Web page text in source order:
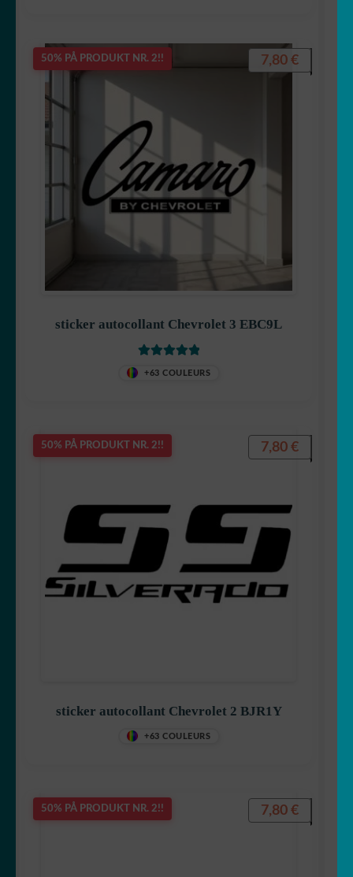
50% PÅ PRODUKT NR. 2!!
sticker autocollant Chevrolet 3 EBC9L
+63 COULEURS
7,80 €
50% PÅ PRODUKT NR. 2!!
sticker autocollant Chevrolet 2 BJR1Y
+63 COULEURS
7,80 €
50% PÅ PRODUKT NR. 2!! 7,80 €